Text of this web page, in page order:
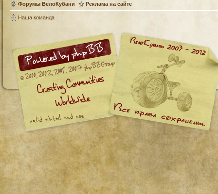
Форумы ВелоКубани Реклама на сайте
Наша команда